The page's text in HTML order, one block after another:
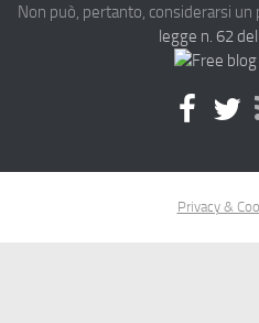
Non può, pertanto, considerarsi
legge n. 62
Privacy &